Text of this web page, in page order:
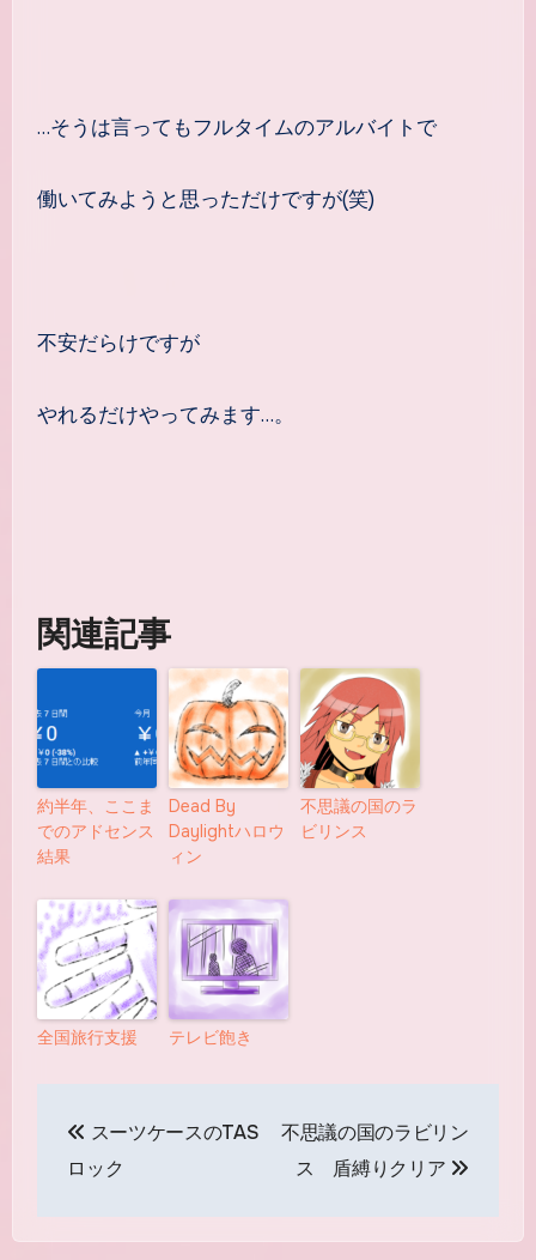
…そうは言ってもフルタイムのアルバイトで
働いてみようと思っただけですが(笑)
不安だらけですが
やれるだけやってみます…。
関連記事
約半年、ここま
でのアドセンス
結果
Dead By
Daylightハロウ
ィン
不思議の国のラ
ビリンス
全国旅行支援 テレビ飽き
稿
スーツケースのTAS
ロック
不思議の国のラビリン
ス 盾縛りクリア